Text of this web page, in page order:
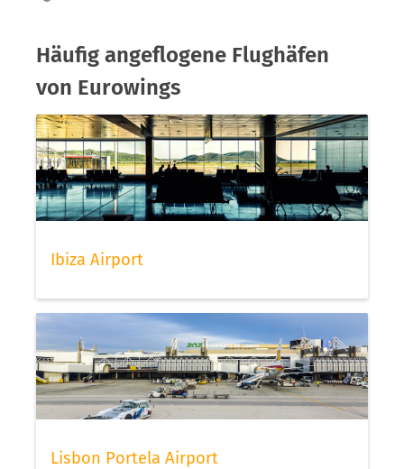
Häufig angeflogene Flughäfen
von Eurowings
Ibiza Airport
Lisbon Portela Airport